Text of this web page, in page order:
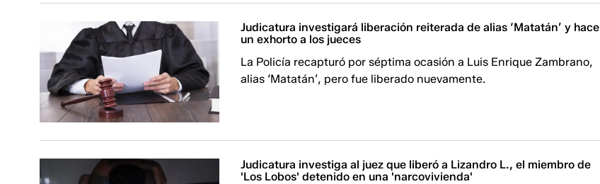
Judicatura investigará liberación reiterada de alias ‘Matatán’ y hace
un exhorto a los jueces
La Policía recapturó por séptima ocasión a Luis Enrique Zambrano,
alias ‘Matatán’, pero fue liberado nuevamente.
Judicatura investiga al juez que liberó a Lizandro L., el miembro de
'Los Lobos' detenido en una 'narcovivienda'